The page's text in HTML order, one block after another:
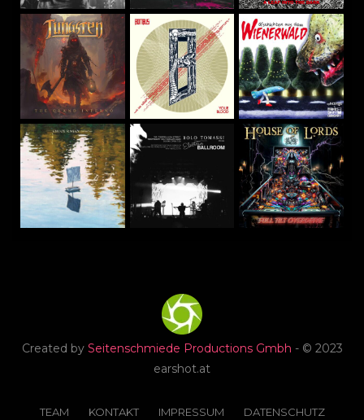
Created by Seitenschmiede Productions Gmbh - © 2023
earshot.at
TEAM KONTAKT IMPRESSUM DATENSCHUTZ